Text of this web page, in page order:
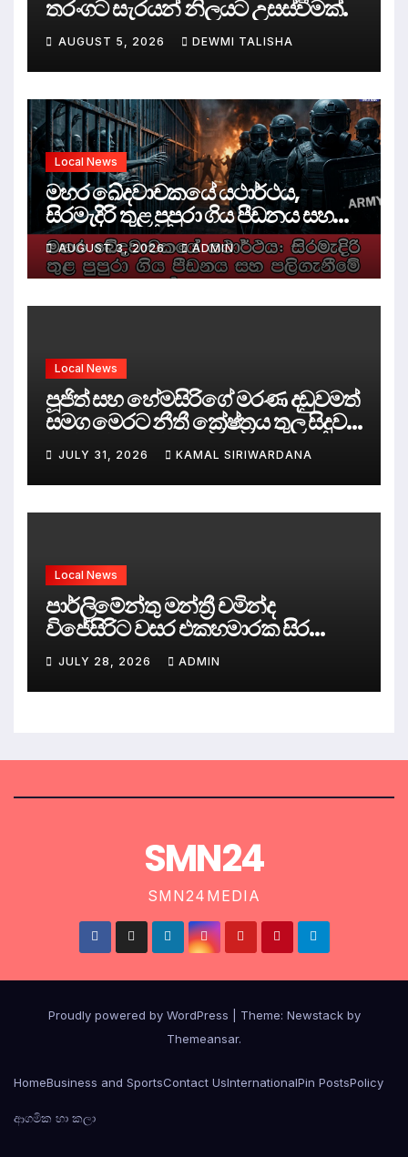
තරංගට සැරයන් නිලයට උසස්වීමක්.
AUGUST 5, 2026 DEWMI TALISHA
Local News
මහර ඛේදවාචකයේ යථාර්ථය,
සිරමැදිරි තුළ පුපුරා ගිය පීඩනය සහ
පලිගැනීමේ දේශපාලනය
AUGUST 3, 2026 ADMIN
Local News
පූජිත් සහ හේමසිරිගේ මරණ දඩුවමත්
සමග මෙරට නීතී ක්‍රේෂ්ත්‍රය තුල සිදුව
ඇත්තේ කුමක්ද ?
JULY 31, 2026 KAMAL SIRIWARDANA
Local News
පාර්ලිමේන්තු මන්ත්‍රී චමින්ද
විජේසිරිට වසර එකහමාරක සිර
දඬුවම්.
JULY 28, 2026 ADMIN
SMN24
SMN24MEDIA
Proudly powered by WordPress Theme: Newstackby
Themeansar.
HomeBusiness and SportsContact UsInternationalPin PostsPolicy
ආගමික හා කලා